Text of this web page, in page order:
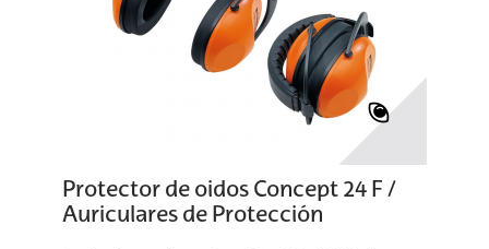
Protector de oidos Concept 24 F /
Auriculares de Protección